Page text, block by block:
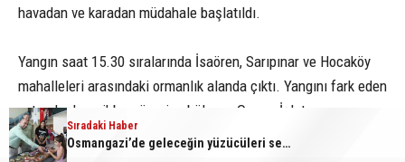
Sıradaki Haber
İnegöl’de orman yangını; Havadan ve karadan müdahale başlatıldı
havadan ve karadan müdahale başlatıldı.
Yangın saat 15.30 sıralarında İsaören, Sarıpınar ve Hocaköy
mahalleleri arasındaki ormanlık alanda çıktı. Yangını fark eden
vatandaşların ihbarı üzerine bölgeye Orman İşletme
Müdürlüğü’ne bağlı arazözler ve itfaiye ekipleri sevk edildi.
Sıradaki Haber
Osmangazi’de geleceğin yüzücüleri sertifikalarını aldı